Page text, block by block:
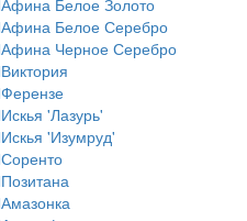
Афина Белое Золото
Афина Белое Серебро
Афина Черное Серебро
Виктория
Ферензе
Искья 'Лазурь'
Искья 'Изумруд'
Соренто
Позитана
Амазонка